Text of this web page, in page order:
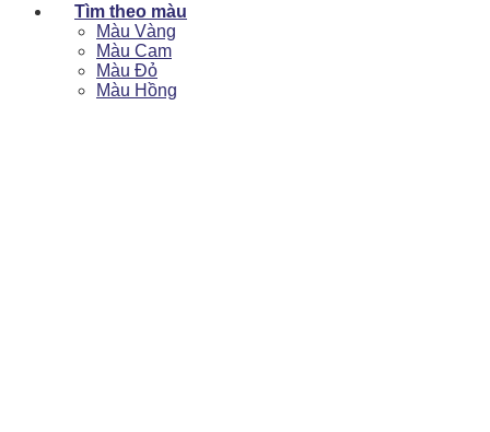
Tìm theo màu
Màu Vàng
Màu Cam
Màu Đỏ
Màu Hồng